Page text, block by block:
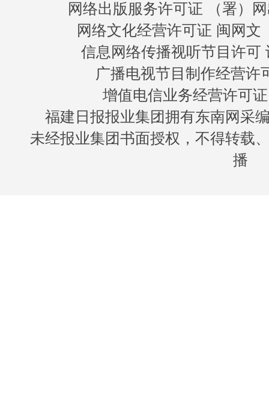
网络出版服务许可证 （署）
网络文化经营许可证 闽网文
信息网络传播视听节目许可
广播电视节目制作经营许
增值电信业务经营许可
福建日报报业集团拥有东南网采
未经报业集团书面授权，不得转载
播